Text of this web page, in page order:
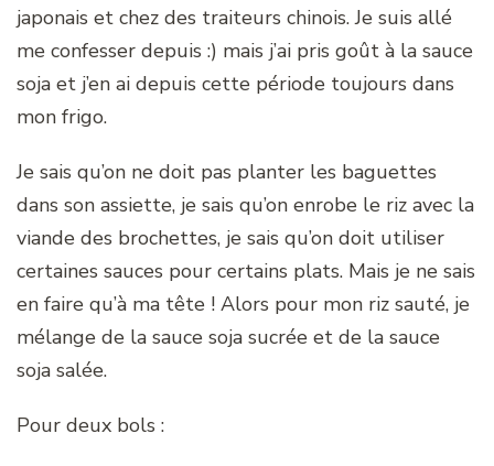
japonais et chez des traiteurs chinois. Je suis allé
me confesser depuis :) mais j’ai pris goût à la sauce
soja et j’en ai depuis cette période toujours dans
mon frigo.
Je sais qu’on ne doit pas planter les baguettes
dans son assiette, je sais qu’on enrobe le riz avec la
viande des brochettes, je sais qu’on doit utiliser
certaines sauces pour certains plats. Mais je ne sais
en faire qu’à ma tête ! Alors pour mon riz sauté, je
mélange de la sauce soja sucrée et de la sauce
soja salée.
Pour deux bols :